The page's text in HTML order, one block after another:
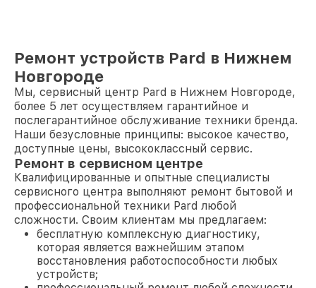
Ремонт устройств Pard в Нижнем
Новгороде
Мы, сервисный центр Pard в Нижнем Новгороде,
более 5 лет осуществляем гарантийное и
послегарантийное обслуживание техники бренда.
Наши безусловные принципы: высокое качество,
доступные цены, высококлассный сервис.
Ремонт в сервисном центре
Квалифицированные и опытные специалисты
сервисного центра выполняют ремонт бытовой и
профессиональной техники Pard любой
сложности. Своим клиентам мы предлагаем:
бесплатную комплексную диагностику,
которая является важнейшим этапом
восстановления работоспособности любых
устройств;